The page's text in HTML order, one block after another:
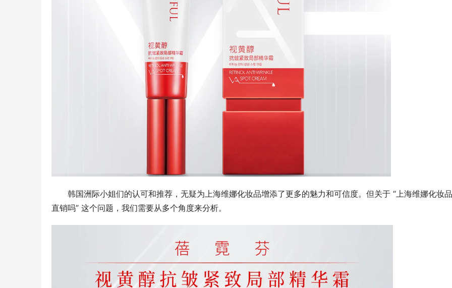
韩国洲际小姐们的认可和推荐，无疑为上海维娜化妆品增添了更多的魅力和可信度。但关于 “上海维娜化妆
直销吗” 这个问题，我们需要从多个角度来分析。